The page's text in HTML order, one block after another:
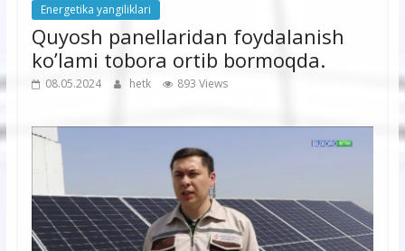
Energetika yangiliklari
Quyosh panellaridan foydalanish
ko’lami tobora ortib bormoqda.
08.05.2024 hetk 893 Views